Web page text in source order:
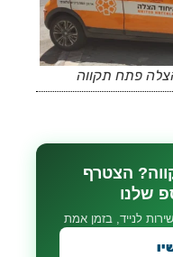
פתח תקווה
הצטרף
שלנו
לנייד, בזמן אמת